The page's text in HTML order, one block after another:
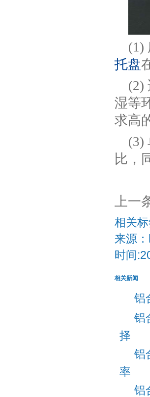
(1)
托盘
(2)
湿等
求高
(3)
比，
上一
相关标
来源
时间
相关新闻
铝
铝
择
铝
率
铝